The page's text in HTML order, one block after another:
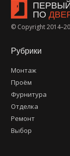
ПО
© Copyright
Рубрики
Монтаж
Проём
Фурнитура
Отделка
Ремонт
Выбор